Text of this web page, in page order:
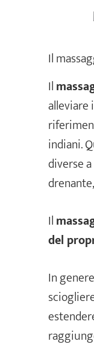
Il
Il
alleviare
indiani.
diverse
Il
del
In